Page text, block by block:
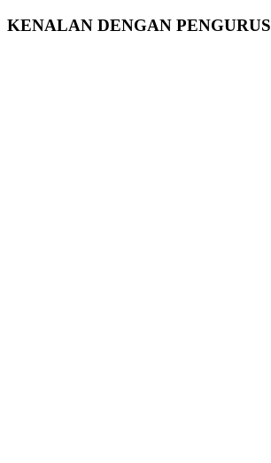
KENALAN DENGAN PENGURUS